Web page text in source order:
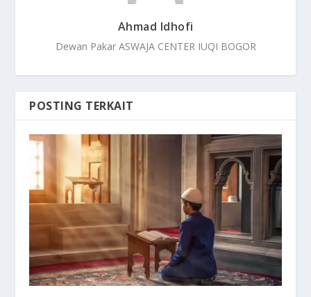
Ahmad Idhofi
Dewan Pakar ASWAJA CENTER IUQI BOGOR
POSTING TERKAIT